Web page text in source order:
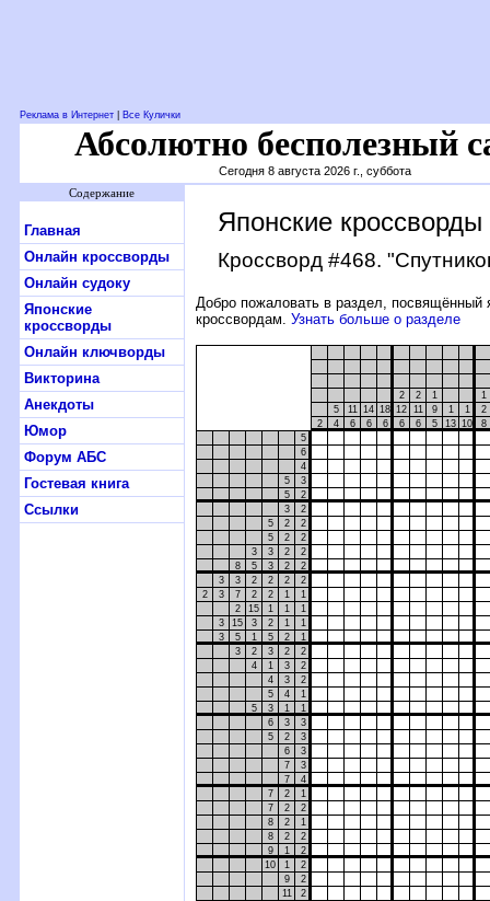
Реклама в Интернет Все Кулички
Абсолютно бесполезный
Сегодня 8 августа 2026 г., суббота
Содержание
Главная
Онлайн кроссворды
Онлайн судоку
Японские
кроссворды
Онлайн ключворды
Викторина
Анекдоты
Юмор
Форум АБС
Гостевая книга
Ссылки
Японские
Кроссворд #468.
Добро пожаловать в раздел, посвящённый
кроссвордам. Узнать больше о разделе
2 2 1
1
5
11 14 18 12 11 9 1 1
2
2
4 6 6 6 6 6 5 13 10
8
5
6
4
5
3
5
2
3
2
5
2
2
5
2
2
3
3 2
2
8
5 3 2
2
3
3 2 2 2
2
2
3 7 2 2 1
1
2
15 1 1
1
3
15 3 2 1
1
3
5 1 5 2
1
3
2 3 2
2
4
1 3
2
4
3
2
5
4
1
5
3 1
1
6
3
3
5
2
3
6
3
7
3
7
4
7
2
1
7
2
2
8
2
1
8
2
2
9
1
2
10
1
2
9
2
11
2